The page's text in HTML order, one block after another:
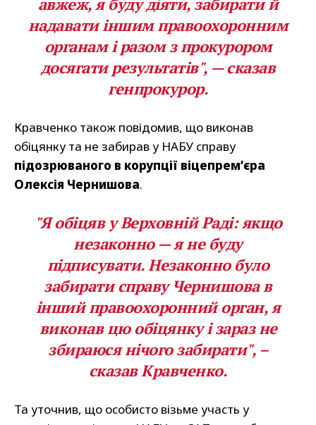
надавати іншим правоохоронним
органам і разом з прокурором
досягати результатів", — сказав
генпрокурор.
Кравченко також повідомив, що виконав
обіцянку та не забирав у НАБУ справу
підозрюваного в корупції віцепремʼєра
Олексія Чернишова.
"Я обіцяв у Верховній Раді: якщо
незаконно — я не буду
підписувати. Незаконно було
забирати справу Чернишова в
інший правоохоронний орган, я
виконав цю обіцянку і зараз не
збираюся нічого забирати", –
сказав Кравченко.
Та уточнив, що особисто візьме участь у